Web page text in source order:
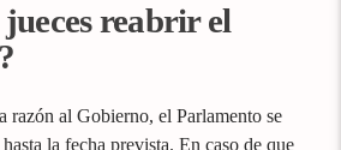
jueces reabrir el
razón al Gobierno, el Parlamento se
la fecha prevista. En caso de que